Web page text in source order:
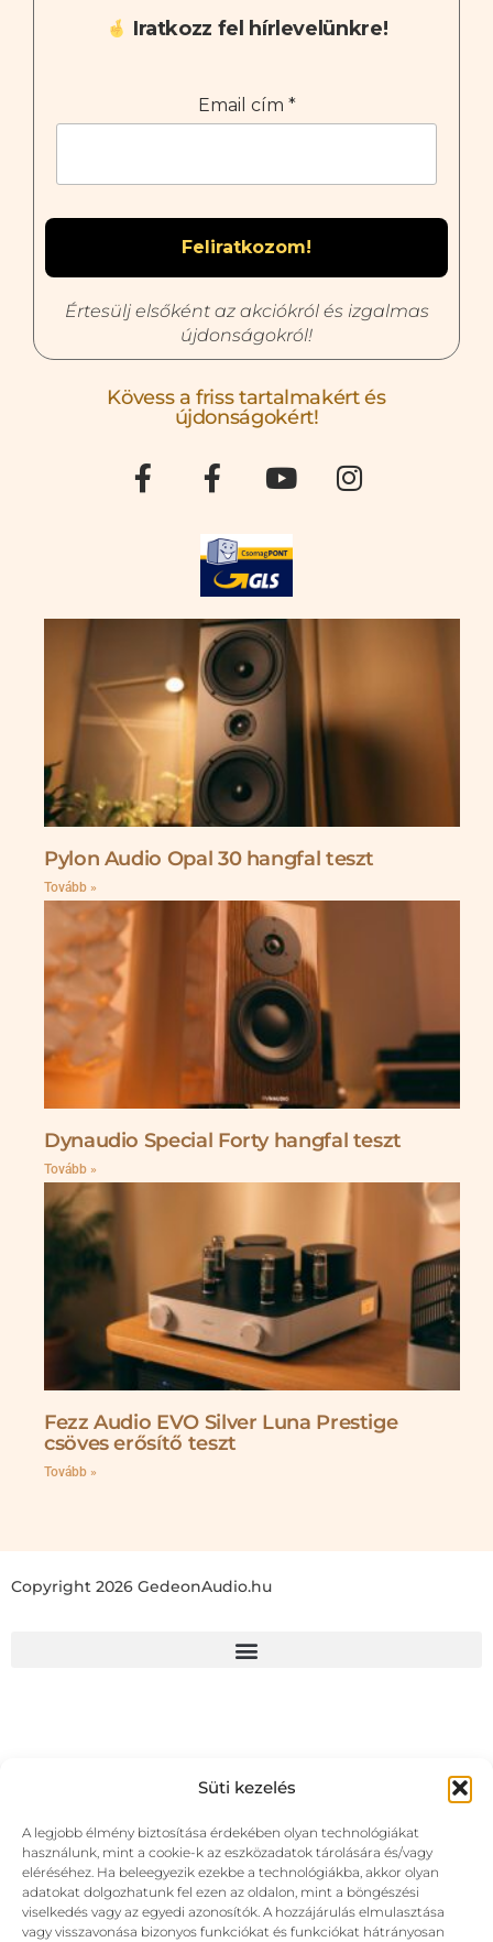
Süti kezelés
A legjobb élmény biztosítása érdekében olyan technológiákat
használunk, mint a cookie-k az eszközadatok tárolására és/vagy
eléréséhez. Ha beleegyezik ezekbe a technológiákba, akkor olyan
adatokat dolgozhatunk fel ezen az oldalon, mint a böngészési
viselkedés vagy az egyedi azonosítók. A hozzájárulás elmulasztása
vagy visszavonása bizonyos funkciókat és funkciókat hátrányosan
Iratkozz fel hírlevelünkre!
Email cím *
Értesülj elsőként az akciókról és izgalmas
újdonságokról!
Kövess a friss tartalmakért és
újdonságokért!
Pylon Audio Opal 30 hangfal teszt
Tovább »
Dynaudio Special Forty hangfal teszt
Tovább »
Fezz Audio EVO Silver Luna Prestige
csöves erősítő teszt
Tovább »
Copyright 2026 GedeonAudio.hu